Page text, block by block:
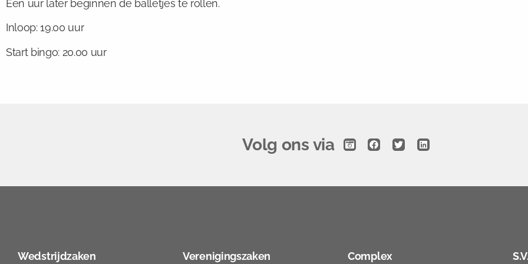
Een uur later beginnen de balletjes te rollen.
Inloop: 19.00 uur
Start bingo: 20.00 uur
Volg ons via
Wedstrijdzaken Verenigingszaken Complex